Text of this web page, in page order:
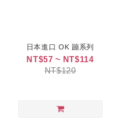
日本進口 OK 蹦系列
NT$57 ~ NT$114
NT$120